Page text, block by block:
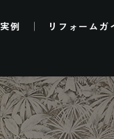
実例 リフォーム ガ